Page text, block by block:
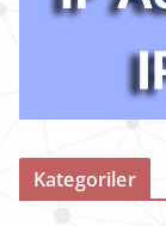
Kategoriler